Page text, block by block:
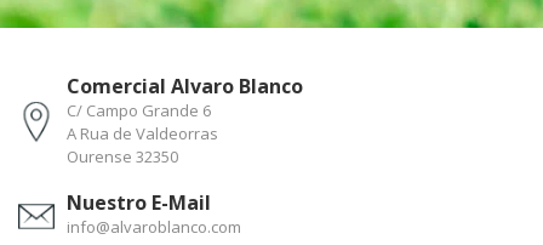
Comercial Alvaro Blanco
C/ Campo Grande 6
A Rua de Valdeorras
Ourense 32350
Nuestro E-Mail
info@alvaroblanco.com